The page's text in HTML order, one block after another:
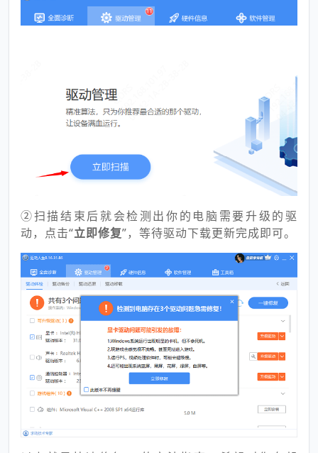
②扫描结束后就会检测出你的电脑需要升级的驱
动，点击“立即修复”，等待驱动下载更新完成即可。